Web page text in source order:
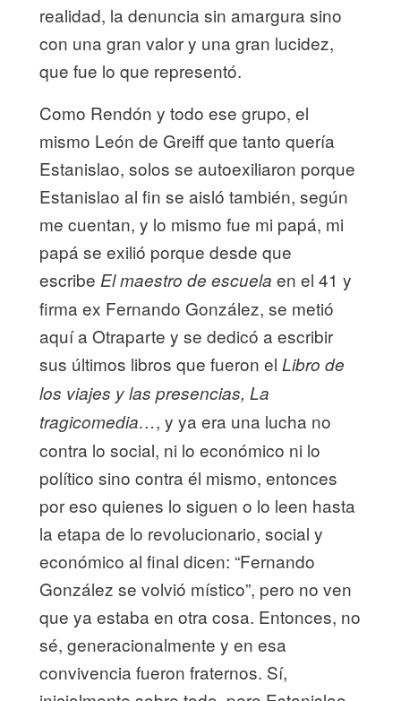
realidad, la denuncia sin amargura sino
con una gran valor y una gran lucidez,
que fue lo que representó.
Como Rendón y todo ese grupo, el
mismo León de Greiff que tanto quería
Estanislao, solos se autoexiliaron porque
Estanislao al fin se aisló también, según
me cuentan, y lo mismo fue mi papá, mi
papá se exilió porque desde que
escribe El maestro de escuela en el 41 y
firma ex Fernando González, se metió
aquí a Otraparte y se dedicó a escribir
sus últimos libros que fueron el Libro de
los viajes y las presencias, La
tragicomedia…, y ya era una lucha no
contra lo social, ni lo económico ni lo
político sino contra él mismo, entonces
por eso quienes lo siguen o lo leen hasta
la etapa de lo revolucionario, social y
económico al final dicen: “Fernando
González se volvió místico”, pero no ven
que ya estaba en otra cosa. Entonces, no
sé, generacionalmente y en esa
convivencia fueron fraternos. Sí,